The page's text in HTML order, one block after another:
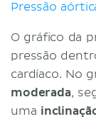
Pressão
O gráfico da
pressão
cardíaco. No
moderada,
uma